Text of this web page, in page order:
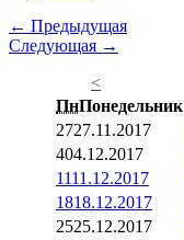
← Предыдущая
Следующая →
<
ПнПонедельник
2727.11.2017
404.12.2017
1111.12.2017
1818.12.2017
2525.12.2017